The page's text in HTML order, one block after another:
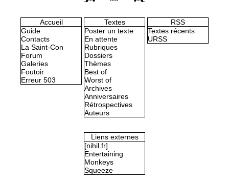
Accueil
Guide
Contacts
La Saint-Con
Forum
Galeries
Foutoir
Erreur 503
Textes
Poster un texte
En attente
Rubriques
Dossiers
Thèmes
Best of
Worst of
Archives
Anniversaires
Rétrospectives
Auteurs
RSS
Textes récents
URSS
Liens externes
[nihil.fr]
Entertaining
Monkeys
Squeeze